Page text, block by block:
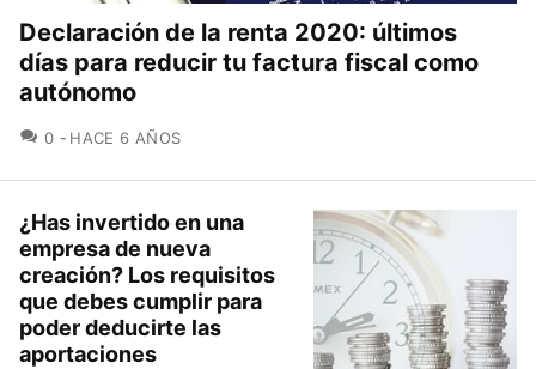
Declaración de la renta 2020: últimos
días para reducir tu factura fiscal como
autónomo
0 COMENTARIOS
HACE 6 AÑOS
¿Has invertido en una
empresa de nueva
creación? Los requisitos
que debes cumplir para
poder deducirte las
aportaciones